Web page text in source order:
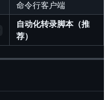
命令行客户端
自动化转录脚本（推
荐）